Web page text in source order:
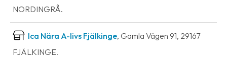
NORDINGRÅ.
Ica Nära A-livs Fjälkinge, Gamla Vägen 91, 29167
FJÄLKINGE.